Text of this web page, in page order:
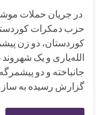
در جریان حملات
حزب دمکرات
کوردستان، دو زن
الله‌یاری و یک
جانباخته و دو
گزارش رسیده به